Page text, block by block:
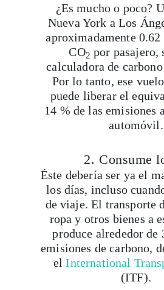
¿Es mucho o poco?
Nueva York a Los
aproximadamente 0.62
CO2 por pasajero,
calculadora de
Por lo tanto, ese
puede liberar el
14 % de las emisiones
automóvil.
2. Consume
Éste debería ser ya el
los días, incluso
de viaje. El transporte
ropa y otros bienes a
produce alrededor de
emisiones de carbono,
elInternational
(ITF).